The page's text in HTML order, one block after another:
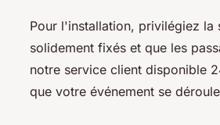
Pour l'installation, privilégiez la
solidement fixés et que les
notre service client disponible
que votre événement se